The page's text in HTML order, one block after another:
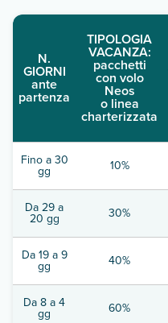
N.
GIORNI
ante
partenza
TIPOLOGIA
VACANZA:
pacchetti
con volo
Neos
o linea
charterizzata
Fino a 30
gg 10%
Da 29 a
20 gg 30%
Da 19 a 9
gg 40%
Da 8 a 4
gg 60%